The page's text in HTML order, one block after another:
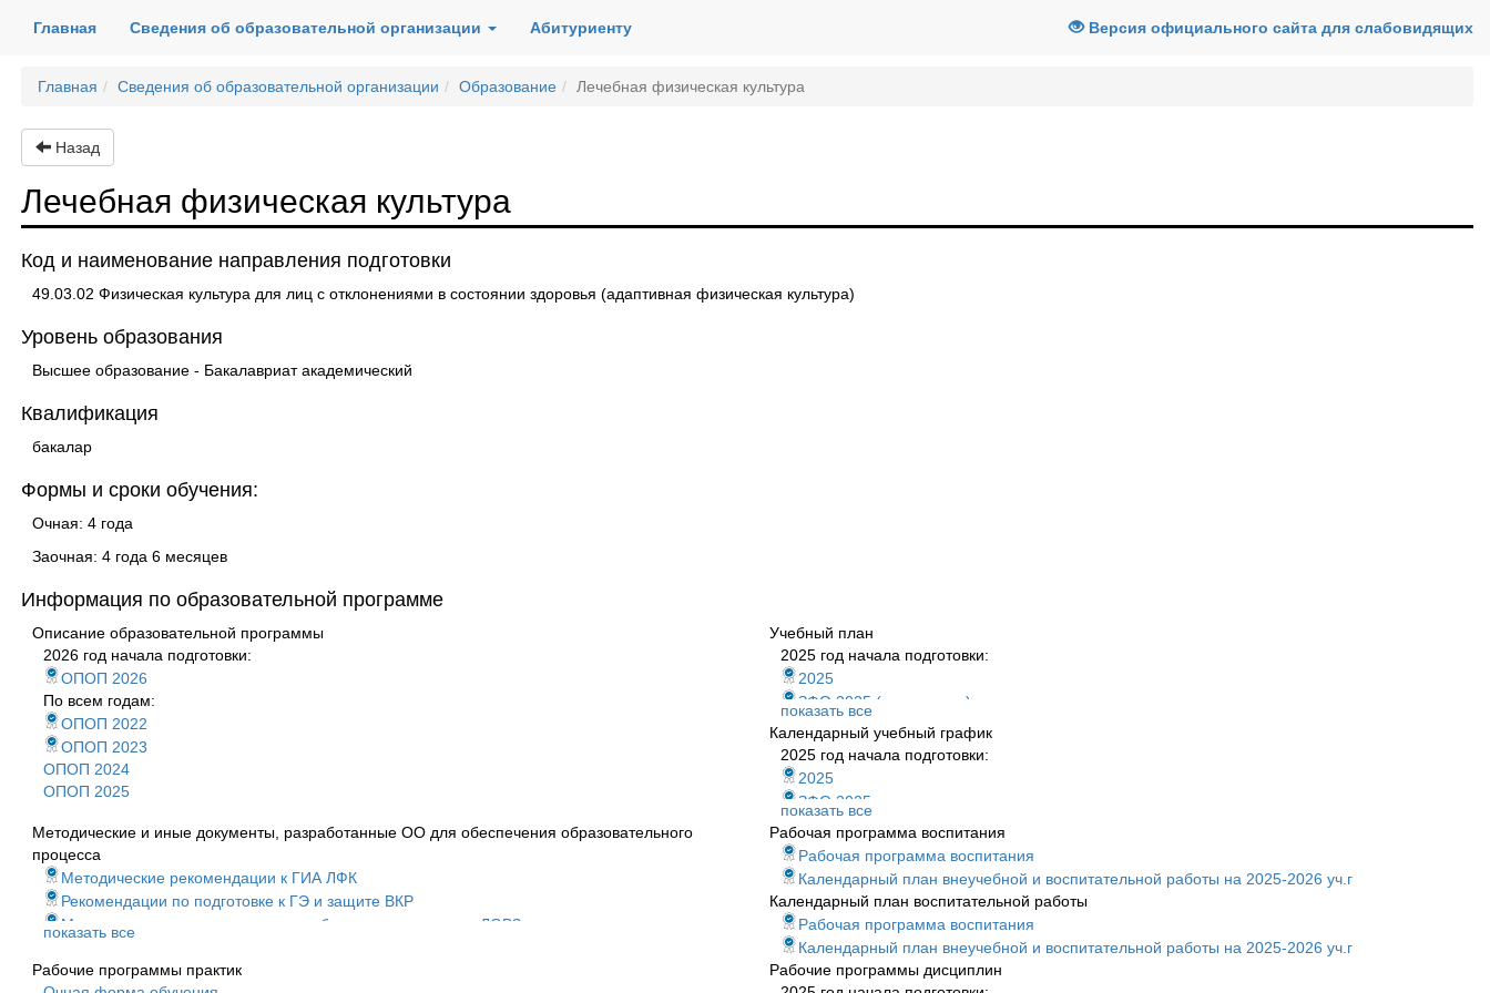
Главная(current)Сведения об образовательной организации Абитуриенту Версия официального сайта для слабовидящих
Главная Сведения об образовательной организации Образование Лечебная физическая культура
Назад
Лечебная физическая культура
Код и наименование направления подготовки
49.03.02 Физическая культура для лиц с отклонениями в состоянии здоровья (адаптивная физическая культура)
Уровень образования
Высшее образование - Бакалавриат академический
Квалификация
бакалар
Формы и сроки обучения:
Очная: 4 года
Заочная: 4 года 6 месяцев
Информация по образовательной программе
Описание образовательной программы
2026 год начала подготовки:
ОПОП 2026
По всем годам:
ОПОП 2022
ОПОП 2023
ОПОП 2024
ОПОП 2025
Учебный план
2025 год начала подготовки:
2025
ЗФО 2025 (ускоренная)
ЗФО 2025
2024 год начала подготовки:
2024
ЗФО 2024
ЗФО 2-е высшее
2021 год начала подготовки:
набор 2021 г. (ускоренное).plx
По всем годам:
2021
ЗФО 2021
ЗФО 2022
ЗФО 2023
показать все
Календарный учебный график
2025 год начала подготовки:
2025
ЗФО 2025
2024 год начала подготовки:
2024
ЗФО 2024
ЗФО 2-е высшее 2024
2021 год начала подготовки:
ЗФО 2021 ускоренное
По всем годам:
показать все
Методические и иные документы, разработанные ОО для обеспечения образовательного
процесса
Методические рекомендации к ГИА ЛФК
Рекомендации по подготовке к ГЭ и защите ВКР
Методические рекомендации для обучения инвалидов и ЛОВЗ
Программа ГИА 2022
показать все
Рабочая программа воспитания
Рабочая программа воспитания
Календарный план внеучебной и воспитательной работы на 2025-2026 уч.г
Календарный план воспитательной работы
Рабочая программа воспитания
Календарный план внеучебной и воспитательной работы на 2025-2026 уч.г
Рабочие программы практик
Рабочие программы дисциплин